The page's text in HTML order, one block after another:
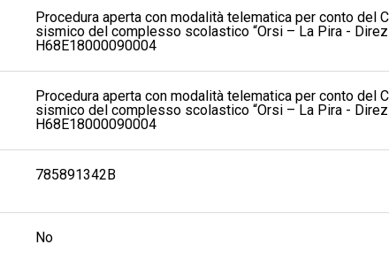
Procedura aperta con modalità telematica per conto del
sismico del complesso scolastico “Orsi – La Pira -
H68E18000090004
Procedura aperta con modalità telematica per conto del
sismico del complesso scolastico “Orsi – La Pira -
H68E18000090004
785891342B
No